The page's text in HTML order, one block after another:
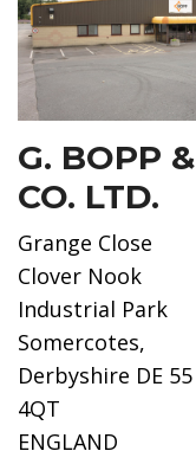
G. BOPP &
CO. LTD.
Grange Close
Clover Nook
Industrial Park
Somercotes,
Derbyshire DE 55
4QT
ENGLAND